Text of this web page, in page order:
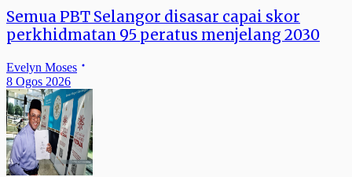
Semua PBT Selangor disasar capai skor
perkhidmatan 95 peratus menjelang 2030
Evelyn Moses
8 Ogos 2026